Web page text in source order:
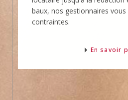
baux, nos gestionnaires
contraintes.
En savoir